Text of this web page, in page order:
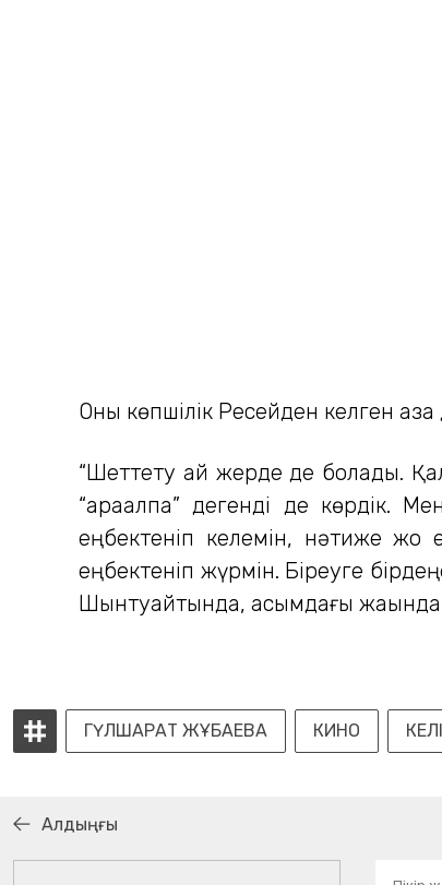
Оны көпшілік Ресейден келген
“Шеттету қай жерде де болады.
“қарақалпақ” дегенді де
еңбектеніп келемін, нәтиже
еңбектеніп жүрмін. Біреуге
Шынтуайтында, қасымдағы
ГҮЛШАРАТ ЖҰБАЕВА КИНО
Алдыңғы